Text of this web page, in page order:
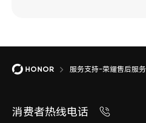
服务支持-荣耀售后服
消费者热线电话